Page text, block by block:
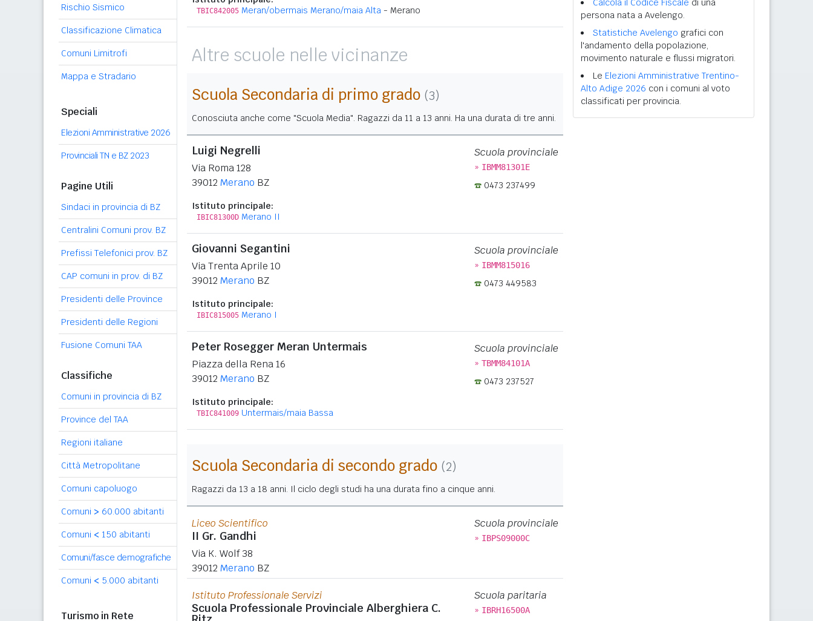
Rischio Sismico
Classificazione Climatica
Comuni Limitrofi
Mappa e Stradario
Speciali
Elezioni Amministrative 2026
Provinciali TN e BZ 2023
Pagine Utili
Sindaci in provincia di BZ
Centralini Comuni prov. BZ
Prefissi Telefonici prov. BZ
CAP comuni in prov. di BZ
Presidenti delle Province
Presidenti delle Regioni
Fusione Comuni TAA
Classifiche
Comuni in provincia di BZ
Province del TAA
Regioni italiane
Città Metropolitane
Comuni capoluogo
Comuni > 60.000 abitanti
Comuni < 150 abitanti
Comuni/fasce demografiche
Comuni < 5.000 abitanti
Turismo in Rete
TBIC842005 Meran/obermais Merano/maia Alta - Merano
Altre scuole nelle vicinanze
Scuola Secondaria di primo grado (3)
Conosciuta anche come "Scuola Media". Ragazzi da 11 a 13 anni. Ha una durata di tre anni.
Luigi Negrelli
Via Roma 128
39012 Merano BZ
Istituto principale:
IBIC81300D Merano II
Scuola provinciale
» IBMM81301E
0473 237499
Giovanni Segantini
Via Trenta Aprile 10
39012 Merano BZ
Istituto principale:
IBIC815005 Merano I
Scuola provinciale
» IBMM815016
0473 449583
Peter Rosegger Meran Untermais
Piazza della Rena 16
39012 Merano BZ
Istituto principale:
TBIC841009 Untermais/maia Bassa
Scuola provinciale
» TBMM84101A
0473 237527
Scuola Secondaria di secondo grado (2)
Ragazzi da 13 a 18 anni. Il ciclo degli studi ha una durata fino a cinque anni.
Liceo Scientifico
II Gr. Gandhi
Via K. Wolf 38
39012 Merano BZ
Scuola provinciale
» IBPS09000C
Istituto Professionale Servizi
Scuola Professionale Provinciale Alberghiera C.
Scuola paritaria
» IBRH16500A
Calcola il Codice Fiscale di una
persona nata a Avelengo.
Statistiche Avelengo grafici con
l'andamento della popolazione,
movimento naturale e flussi migratori.
Le Elezioni Amministrative Trentino-
Alto Adige 2026 con i comuni al voto
classificati per provincia.